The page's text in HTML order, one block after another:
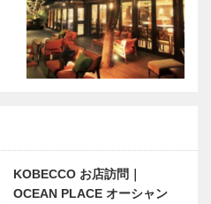
KOBECCO お店訪問｜
OCEAN PLACE オーシャン